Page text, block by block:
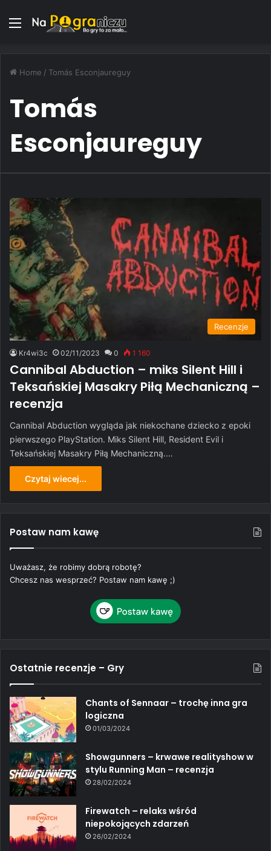
Menu
Home / Tomás Esconjaureguy
Tomás
Esconjaureguy
Recenzje
Kr4wi3c 02/11/2023 0 1 160
Cannibal Abduction – miks Silent Hill i
Teksańskiej Masakry Piłą Mechaniczną –
recenzja
Cannibal Abduction wygląda jak niekochane dziecko z epoki
pierwszego PlayStation. Miks Silent Hill, Resident Evil i
Teksańskiej Masakry Piłą Mechaniczną.…
Czytaj wiecej...
Postaw nam kawę
Uważasz, że robimy dobrą robotę?
Chcesz nas wesprzeć? Postaw nam kawę ;)
Ostatnie recenzje – Gry
Chants of Sennaar – trochę inna gra
logiczna
01/03/2024
Showgunners – krwawe realityshow w
stylu Running Man – recenzja
28/02/2024
Firewatch – relaks wśród
niepokojących zdarzeń
26/02/2024